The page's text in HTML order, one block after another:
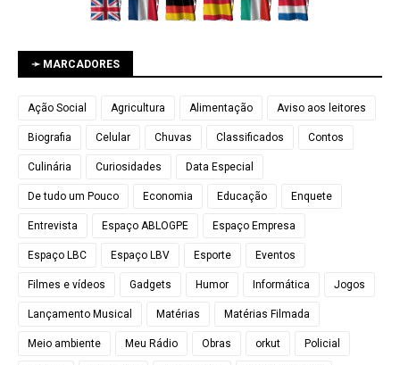
➛ MARCADORES
Ação Social Agricultura Alimentação Aviso aos leitores
Biografia Celular Chuvas Classificados Contos
Culinária Curiosidades Data Especial
De tudo um Pouco Economia Educação Enquete
Entrevista Espaço ABLOGPE Espaço Empresa
Espaço LBC Espaço LBV Esporte Eventos
Filmes e vídeos Gadgets Humor Informática Jogos
Lançamento Musical Matérias Matérias Filmada
Meio ambiente Meu Rádio Obras orkut Policial